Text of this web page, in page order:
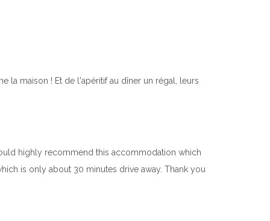
la maison ! Et de l'apéritif au dîner un régal, leurs
highly recommend this accommodation which
is only about 30 minutes drive away. Thank you